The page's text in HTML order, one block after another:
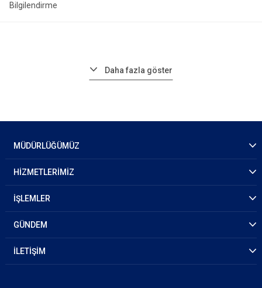
Bilgilendirme
Daha fazla göster
MÜDÜRLÜĞÜMÜZ
HİZMETLERİMİZ
İŞLEMLER
GÜNDEM
İLETİŞİM